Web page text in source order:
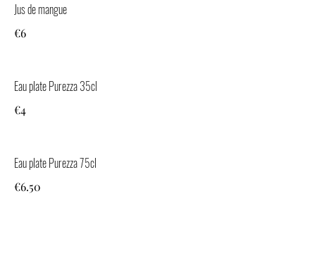
Jus de mangue
€6
Eau plate Purezza 35cl
€4
Eau plate Purezza 75cl
€6.50